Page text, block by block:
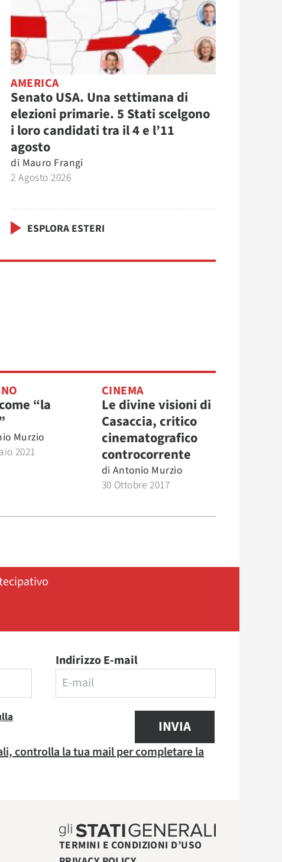
AMERICA
Senato USA. Una settimana di
elezioni primarie. 5 Stati scelgono
i loro candidati tra il 4 e l’11
agosto
di Mauro Frangi
2 Agosto 2026
ESPLORA ESTERI
“la
Murzio
2021
CINEMA
Le divine visioni di
Casaccia, critico
cinematografico
controcorrente
di Antonio Murzio
30 Ottobre 2017
Indirizzo E-mail
INVIA
controlla la tua mail per completare la
TERMINI E CONDIZIONI D’USO